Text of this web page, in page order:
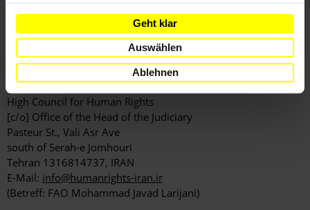
Geht klar
Auswählen
Ablehnen
E-Mail:bia.judi@yahoo.com(Betreff: FAO Ayatollah Sadegh
Larijani) oderinfo_leader@leader.ir
KOPIEN AN
LEITER DER STAATLICHEN MENSCHENRECHTSBEHÖRDE
MOHAMMAD JAVAD LARIJANI
High Council for Human Rights
[c/o] Office of the Head of the Judiciary
Pasteur St., Vali Asr Ave
south of Serah-e Jomhouri
Tehran 1316814737, IRAN
E-Mail: info@humanrights-iran.ir
(Betreff: FAO Mohammad Javad Larijani)